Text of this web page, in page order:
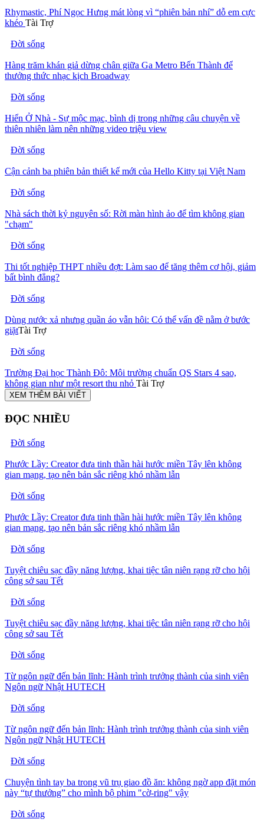
Rhymastic, Phí Ngọc Hưng mát lòng vì “phiên bản nhí” dỗ em cực
khéo Tài Trợ
Đời sống
Hàng trăm khán giả dừng chân giữa Ga Metro Bến Thành để
thưởng thức nhạc kịch Broadway
Đời sống
Hiển Ở Nhà - Sự mộc mạc, bình dị trong những câu chuyện về
thiên nhiên làm nên những video triệu view
Đời sống
Cận cảnh ba phiên bản thiết kế mới của Hello Kitty tại Việt Nam
Đời sống
Nhà sách thời kỷ nguyên số: Rời màn hình ảo để tìm không gian
"chạm"
Đời sống
Thi tốt nghiệp THPT nhiều đợt: Làm sao để tăng thêm cơ hội, giảm
bất bình đẳng?
Đời sống
Dùng nước xả nhưng quần áo vẫn hôi: Có thể vấn đề nằm ở bước
giặtTài Trợ
Đời sống
Trường Đại học Thành Đô: Môi trường chuẩn QS Stars 4 sao,
không gian như một resort thu nhỏ Tài Trợ
XEM THÊM BÀI VIẾT
ĐỌC NHIỀU
Đời sống
Phước Lầy: Creator đưa tinh thần hài hước miền Tây lên không
gian mạng, tạo nên bản sắc riêng khó nhầm lẫn
Đời sống
Phước Lầy: Creator đưa tinh thần hài hước miền Tây lên không
gian mạng, tạo nên bản sắc riêng khó nhầm lẫn
Đời sống
Tuyệt chiêu sạc đầy năng lượng, khai tiệc tân niên rạng rỡ cho hội
công sở sau Tết
Đời sống
Tuyệt chiêu sạc đầy năng lượng, khai tiệc tân niên rạng rỡ cho hội
công sở sau Tết
Đời sống
Từ ngôn ngữ đến bản lĩnh: Hành trình trưởng thành của sinh viên
Ngôn ngữ Nhật HUTECH
Đời sống
Từ ngôn ngữ đến bản lĩnh: Hành trình trưởng thành của sinh viên
Ngôn ngữ Nhật HUTECH
Đời sống
Chuyện tình tay ba trong vũ trụ giao đồ ăn: không ngờ app đặt món
này “tự thưởng” cho mình bộ phim "cờ-ring" vậy
Đời sống